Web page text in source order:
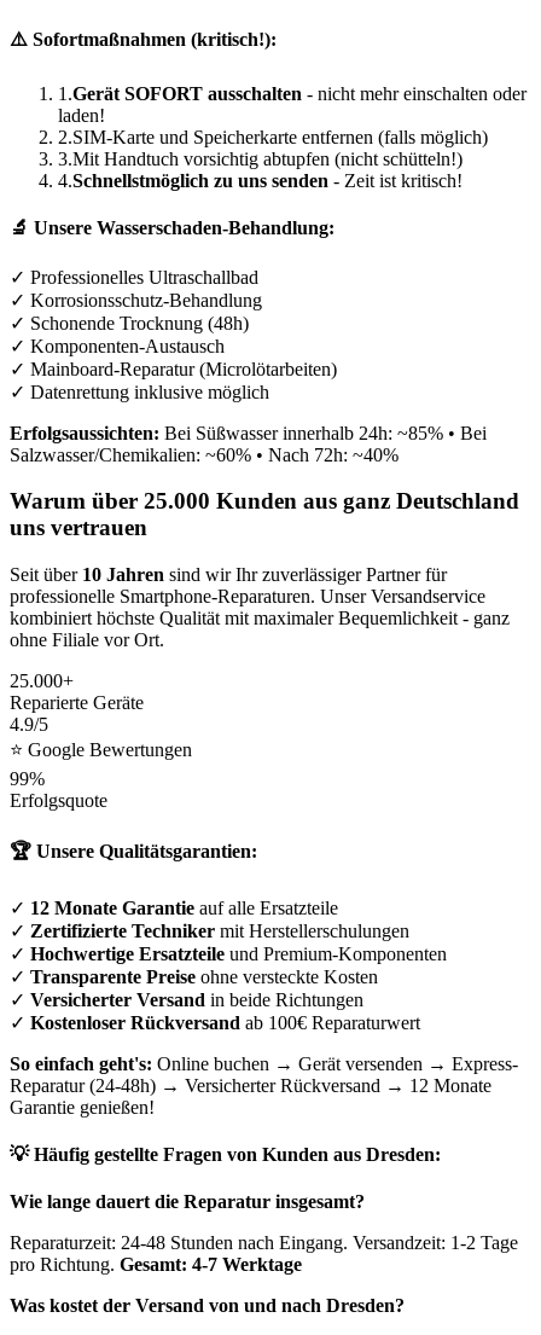
⚠️ Sofortmaßnahmen (kritisch!):
1.Gerät SOFORT ausschalten - nicht mehr einschalten oder
laden!
2.SIM-Karte und Speicherkarte entfernen (falls möglich)
3.Mit Handtuch vorsichtig abtupfen (nicht schütteln!)
4.Schnellstmöglich zu uns senden - Zeit ist kritisch!
🔬 Unsere Wasserschaden-Behandlung:
✓ Professionelles Ultraschallbad
✓ Korrosionsschutz-Behandlung
✓ Schonende Trocknung (48h)
✓ Komponenten-Austausch
✓ Mainboard-Reparatur (Microlötarbeiten)
✓ Datenrettung inklusive möglich
Erfolgsaussichten: Bei Süßwasser innerhalb 24h: ~85% • Bei
Salzwasser/Chemikalien: ~60% • Nach 72h: ~40%
Warum über 25.000 Kunden aus ganz Deutschland
uns vertrauen
Seit über 10 Jahren sind wir Ihr zuverlässiger Partner für
professionelle Smartphone-Reparaturen. Unser Versandservice
kombiniert höchste Qualität mit maximaler Bequemlichkeit - ganz
ohne Filiale vor Ort.
25.000+
Reparierte Geräte
4.9/5
⭐ Google Bewertungen
99%
Erfolgsquote
🏆 Unsere Qualitätsgarantien:
✓ 12 Monate Garantie auf alle Ersatzteile
✓ Zertifizierte Techniker mit Herstellerschulungen
✓ Hochwertige Ersatzteile und Premium-Komponenten
✓ Transparente Preise ohne versteckte Kosten
✓ Versicherter Versand in beide Richtungen
✓ Kostenloser Rückversand ab 100€ Reparaturwert
So einfach geht's: Online buchen → Gerät versenden → Express-
Reparatur (24-48h) → Versicherter Rückversand → 12 Monate
Garantie genießen!
💡 Häufig gestellte Fragen von Kunden aus Dresden:
Wie lange dauert die Reparatur insgesamt?
Reparaturzeit: 24-48 Stunden nach Eingang. Versandzeit: 1-2 Tage
pro Richtung. Gesamt: 4-7 Werktage
Was kostet der Versand von und nach Dresden?